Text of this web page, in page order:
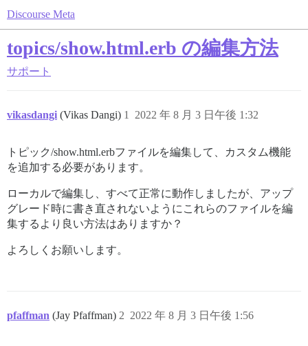
Discourse Meta
topics/show.html.erb の編集方法
サポート
vikasdangi (Vikas Dangi) 2022 年 8 月 3 日午後 1:32
1
トピック/show.html.erbファイルを編集して、カスタム機能
を追加する必要があります。
ローカルで編集し、すべて正常に動作しましたが、アップ
グレード時に書き直されないようにこれらのファイルを編
集するより良い方法はありますか？
よろしくお願いします。
pfaffman (Jay Pfaffman) 2022 年 8 月 3 日午後 1:56
2